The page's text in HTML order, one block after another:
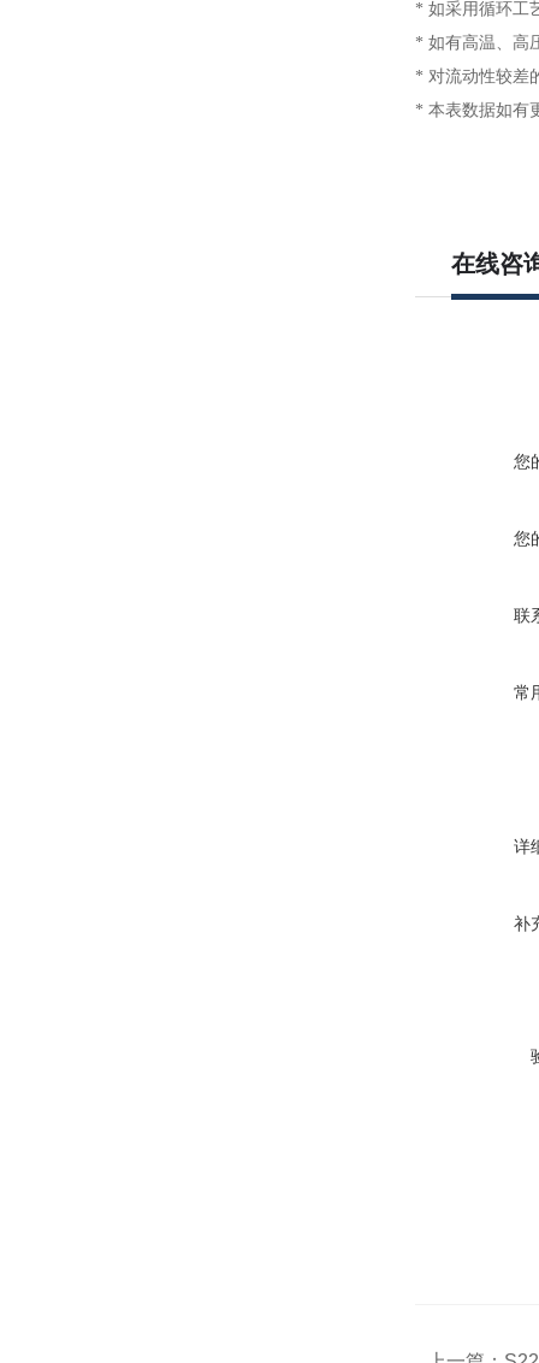
* 如采用循环工
* 如有高温、高
* 对流动性较差
* 本表数据如有
在线咨
您
您
联
常
详
补